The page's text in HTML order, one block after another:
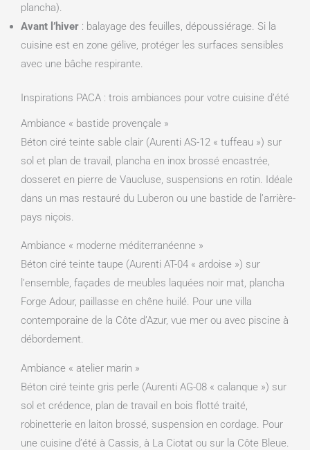
plancha).
Avant l’hiver : balayage des feuilles, dépoussiérage. Si la
cuisine est en zone gélive, protéger les surfaces sensibles
avec une bâche respirante.
Inspirations PACA : trois ambiances pour votre cuisine d’été
Ambiance « bastide provençale »
Béton ciré teinte sable clair (Aurenti AS-12 « tuffeau ») sur
sol et plan de travail, plancha en inox brossé encastrée,
dosseret en pierre de Vaucluse, suspensions en rotin. Idéale
dans un mas restauré du Luberon ou une bastide de l’arrière-
pays niçois.
Ambiance « moderne méditerranéenne »
Béton ciré teinte taupe (Aurenti AT-04 « ardoise ») sur
l’ensemble, façades de meubles laquées noir mat, plancha
Forge Adour, paillasse en chêne huilé. Pour une villa
contemporaine de la Côte d’Azur, vue mer ou avec piscine à
débordement.
Ambiance « atelier marin »
Béton ciré teinte gris perle (Aurenti AG-08 « calanque ») sur
sol et crédence, plan de travail en bois flotté traité,
robinetterie en laiton brossé, suspension en cordage. Pour
une cuisine d’été à Cassis, à La Ciotat ou sur la Côte Bleue.